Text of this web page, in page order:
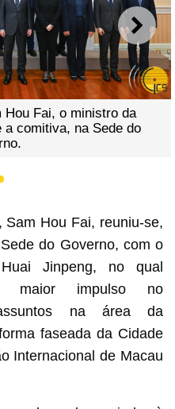
do Executivo, Sam
ministro da
2
Hou Fai, reuniu-se,
do Governo, com o
Jinpeng, no qual
maior impulso no
na área da
faseada da Cidade
Internacional de Macau